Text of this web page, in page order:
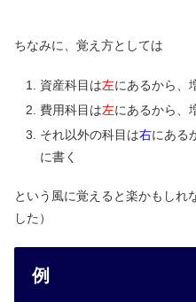
ちなみに、覚え方としては
資産科目は左にあるから、
費用科目は左にあるから、
それ以外の科目は右にある
に書く
という風に覚えると楽かもしれ
した）
例